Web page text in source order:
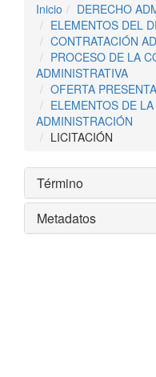
Inicio
DERECHO
ELEMENTOS DEL
CONTRATACIÓN
PROCESO DE LA
ADMINISTRATIVA
OFERTA
ELEMENTOS DE
ADMINISTRACIÓN
LICITACIÓN
Término
Metadatos